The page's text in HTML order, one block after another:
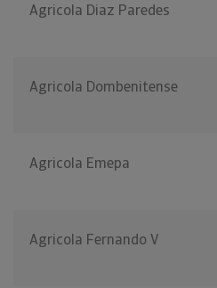
Agricola Diaz Paredes
Agricola Dombenitense
Agricola Emepa
Agricola Fernando V